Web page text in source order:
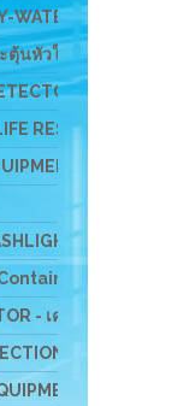
WATER-RESCUS-อุป
ะตุ้นหัวใจ และอุปกรณ์สำ
อุปกรณ์ตรวจ
RESCUE DEVICE
อุปกรณ์ปฐมพ
- ไฟฟ้า ไฟฉ
Breathing
- เครื่องมือวัดแก๊ส
SYSTEM - เค
เครื่องวัดสิ่